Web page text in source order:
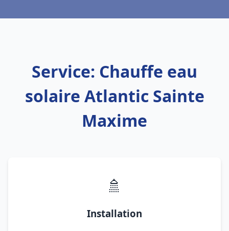
Service: Chauffe eau
solaire Atlantic Sainte
Maxime
🚿
Installation